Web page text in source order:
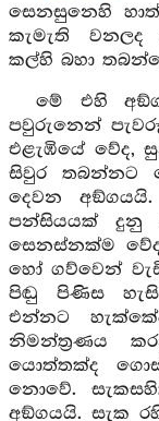
සෙනසුනෙහි
කැමැති
කල්හි බහා
මේ එහි
පවුරුනෙන්
එළැඹියේ
සිවුර තබන්නට
දෙවන
පන්සියයක් දුනු
සෙනස්නක්ම
හෝ ගව්වෙන්
පිඬු පිණිස
එන්නට
නිමන්ත්‍රණය
යොත්තක්ද ගොස්
නොවේ.
අඞ්ගයයි. සැක